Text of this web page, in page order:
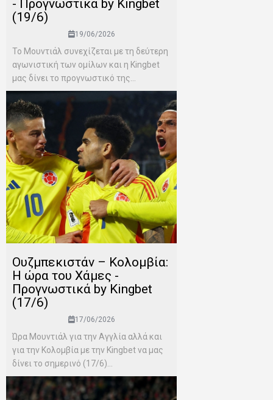
- Προγνωστικά by Kingbet
(19/6)
19/06/2026
Το Μουντιάλ συνεχίζεται με τη δεύτερη
αγωνιστική των ομίλων και η Kingbet
μας δίνει το προγνωστικό της...
Ουζμπεκιστάν – Κολομβία:
Η ώρα του Χάμες -
Προγνωστικά by Kingbet
(17/6)
17/06/2026
Ώρα Μουντιάλ για την Αγγλία αλλά και
για την Κολομβία με την Kingbet να μας
δίνει το σημερινό (17/6)...